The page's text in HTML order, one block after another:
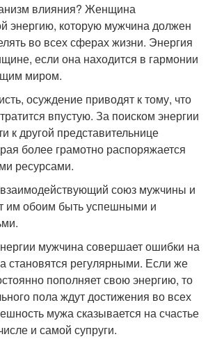
влияния? Женщина
энергию, которую мужчина должен
во всех сферах жизни. Энергия
если она находится в гармонии
миром.
осуждение приводят к тому, что
впустую. За поиском энергии
к другой представительнице
более грамотно распоряжается
ресурсами.
союз мужчины и
им обоим быть успешными и
мужчина совершает ошибки на
становятся регулярными. Если же
пополняет свою энергию, то
пола ждут достижения во всех
мужа сказывается на счастье
и самой супруги.